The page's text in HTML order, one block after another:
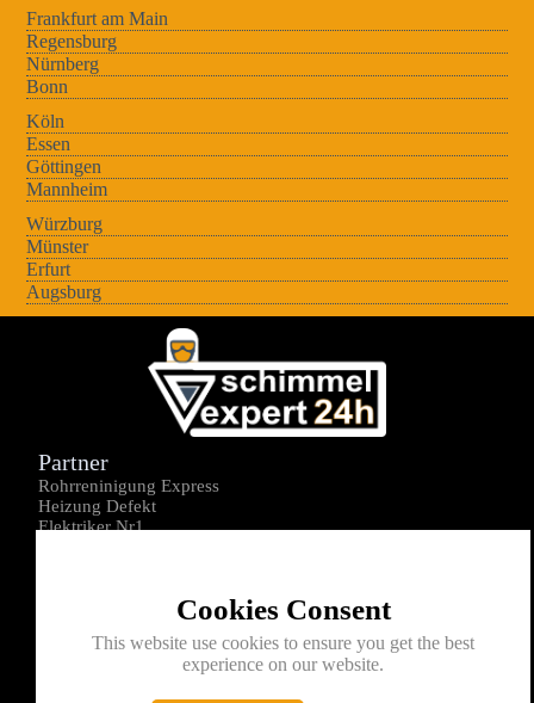
Frankfurt am Main
Regensburg
Nürnberg
Bonn
Köln
Essen
Göttingen
Mannheim
Würzburg
Münster
Erfurt
Augsburg
Cookies Consent
This website use cookies to ensure you get the best
experience on our website.
Partner
Rohrreninigung Express
Heizung Defekt
Elektriker Nr1
Kontakt